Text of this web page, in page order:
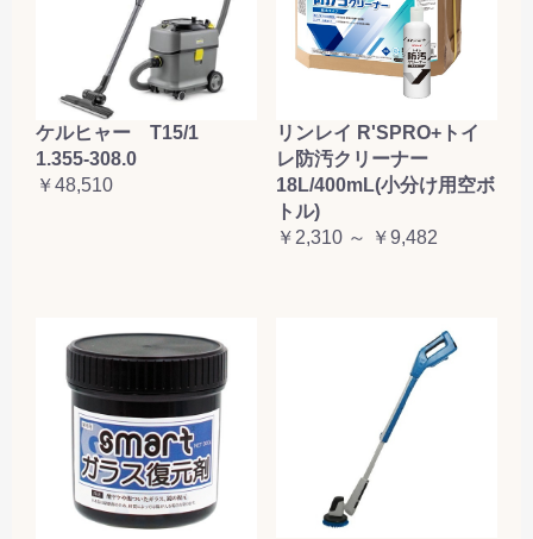
ケルヒャー T15/1
1.355-308.0
￥48,510
リンレイ R'SPRO+トイ
レ防汚クリーナー
18L/400mL(小分け用空ボ
トル)
￥2,310 ～ ￥9,482